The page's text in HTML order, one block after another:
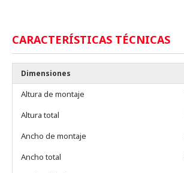
CARACTERÍSTICAS TÉCNICAS
Dimensiones
Altura de montaje
Altura total
Ancho de montaje
Ancho total